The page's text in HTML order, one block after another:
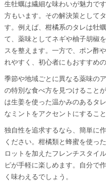
生牡蠣は繊細な味わいが魅力で
方もいます。その解決策として
す。例えば、柑橘系のタレは牡
て、薬味としてネギや柚子胡椒
スを整えます。一方で、ポン酢
れやすく、初心者にもおすすめの
季節や地域ごとに異なる薬味の
の特別な食べ方を見つけること
は生姜を使った温かみのあるタ
なミントをアクセントにするこ
独自性を追求するなら、簡単に
ください。柑橘類と蜂蜜を使っ
ロットを加えたフレンチスタイ
ピが手軽に楽しめます。自分で
く味わえるでしょう。